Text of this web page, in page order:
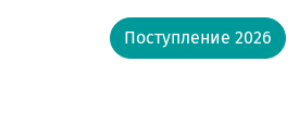
Поступление 2026